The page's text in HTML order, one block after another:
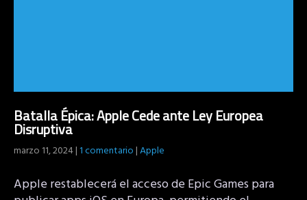
Batalla Épica: Apple Cede ante Ley Europea
Disruptiva
marzo 11, 2024|1 comentario|Apple
Apple restablecerá el acceso de Epic Games para